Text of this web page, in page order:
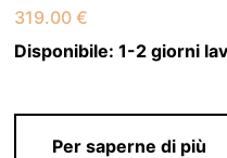
319.00€
Disponibile:1-2 giorni
Per saperne di più